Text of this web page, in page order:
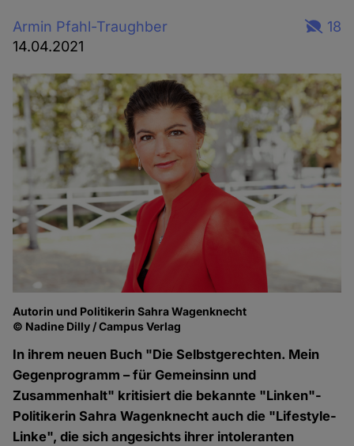
Armin Pfahl-Traughber
14.04.2021
18
Autorin und Politikerin Sahra Wagenknecht
© Nadine Dilly / Campus Verlag
In ihrem neuen Buch "Die Selbstgerechten. Mein
Gegenprogramm – für Gemeinsinn und
Zusammenhalt" kritisiert die bekannte "Linken"-
Politikerin Sahra Wagenknecht auch die "Lifestyle-
Linke", die sich angesichts ihrer intoleranten